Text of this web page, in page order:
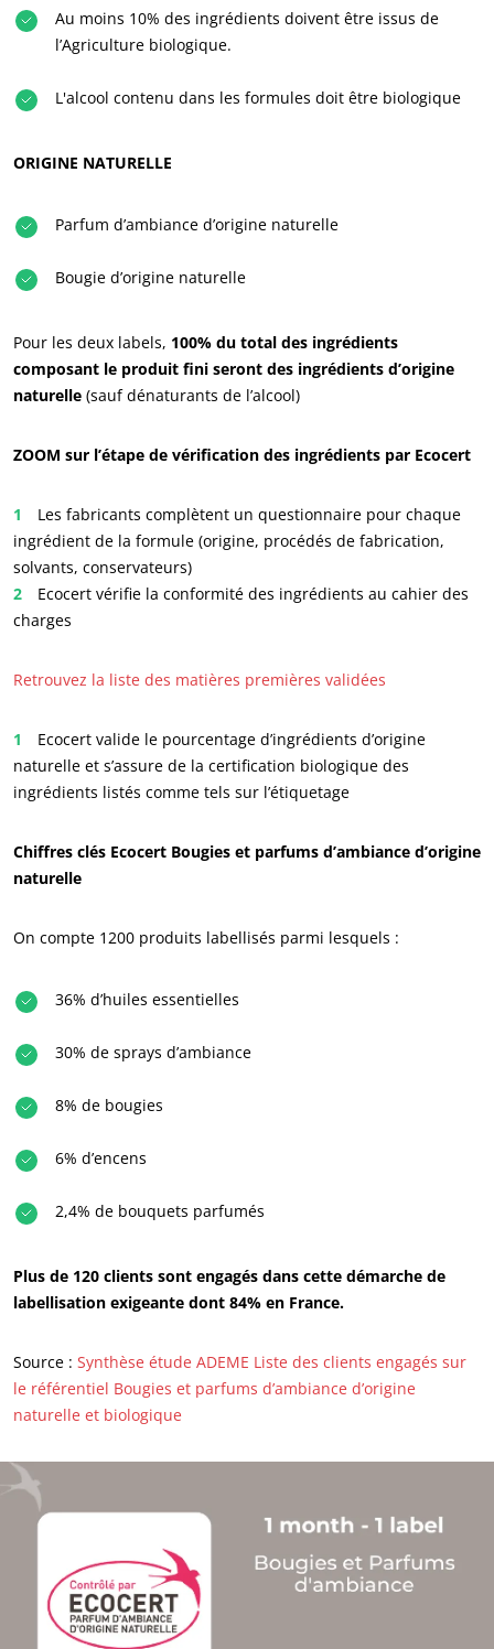
Cosmétique
Textile
Produits de la maison
Matériaux durables
NOS EXPERTISES
Au moins 10% des ingrédients doivent être issus de
l’Agriculture biologique.
L'alcool contenu dans les formules doit être biologique
ORIGINE NATURELLE
Parfum d’ambiance d’origine naturelle
Bougie d’origine naturelle
Pour les deux labels, 100% du total des ingrédients
composant le produit fini seront des ingrédients d’origine
naturelle (sauf dénaturants de l’alcool)
ZOOM sur l’étape de vérification des ingrédients par Ecocert
Les fabricants complètent un questionnaire pour chaque
ingrédient de la formule (origine, procédés de fabrication,
solvants, conservateurs)
Ecocert vérifie la conformité des ingrédients au cahier des
charges
Retrouvez la liste des matières premières validées
Ecocert valide le pourcentage d’ingrédients d’origine
naturelle et s’assure de la certification biologique des
ingrédients listés comme tels sur l’étiquetage
Chiffres clés Ecocert Bougies et parfums d’ambiance d’origine
naturelle
On compte 1200 produits labellisés parmi lesquels :
36% d’huiles essentielles
30% de sprays d’ambiance
8% de bougies
6% d’encens
2,4% de bouquets parfumés
Plus de 120 clients sont engagés dans cette démarche de
labellisation exigeante dont 84% en France.
Source : Synthèse étude ADEME Liste des clients engagés sur
le référentiel Bougies et parfums d’ambiance d’origine
naturelle et biologique